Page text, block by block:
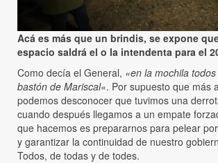
Acá es más que un brindis, se expone
espacio saldrá el o la intendenta para el
Como decía el General, «en la mochila
bastón de Mariscal«. Por supuesto que más
podemos desconocer que tuvimos una
cuando después llegamos a un empate
que hacemos es prepararnos para pelear
y garantizar la continuidad de nuestro
Todos, de todas y de todes.